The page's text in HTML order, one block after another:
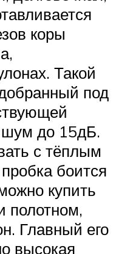
коры
Такой
под
до 15дБ.
с тёплым
боится
купить
полотном,
Главный его
высокая